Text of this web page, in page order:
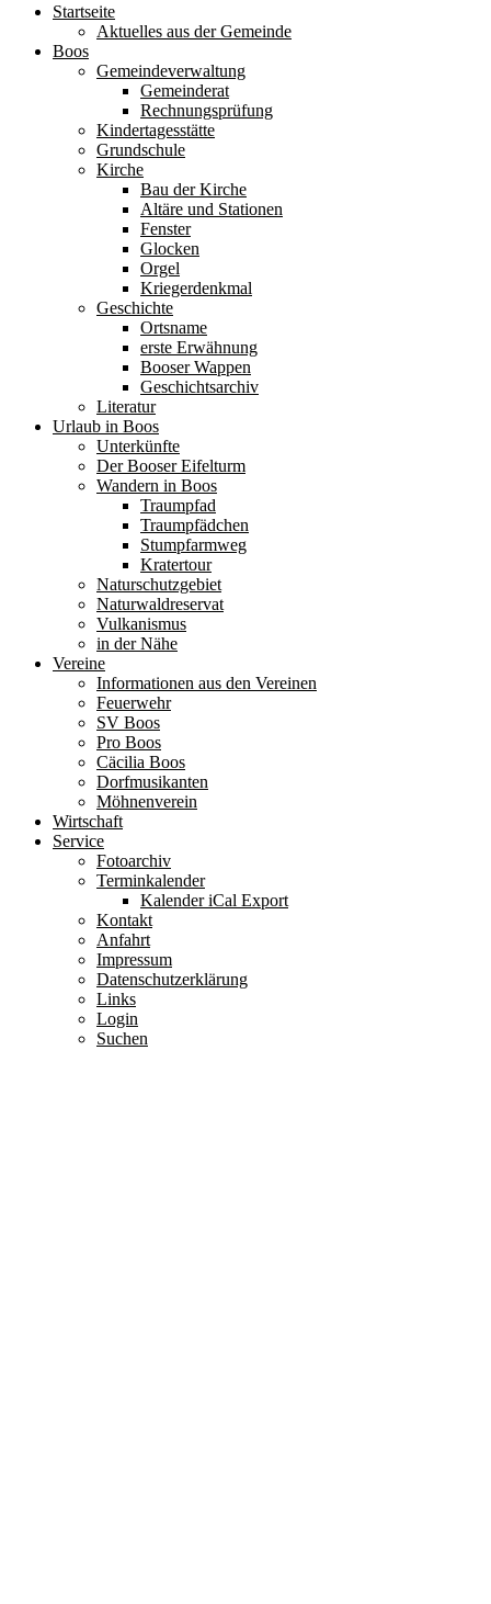
Startseite
Aktuelles aus der Gemeinde
Boos
Gemeindeverwaltung
Gemeinderat
Rechnungsprüfung
Kindertagesstätte
Grundschule
Kirche
Bau der Kirche
Altäre und Stationen
Fenster
Glocken
Orgel
Kriegerdenkmal
Geschichte
Ortsname
erste Erwähnung
Booser Wappen
Geschichtsarchiv
Literatur
Urlaub in Boos
Unterkünfte
Der Booser Eifelturm
Wandern in Boos
Traumpfad
Traumpfädchen
Stumpfarmweg
Kratertour
Naturschutzgebiet
Naturwaldreservat
Vulkanismus
in der Nähe
Vereine
Informationen aus den Vereinen
Feuerwehr
SV Boos
Pro Boos
Cäcilia Boos
Dorfmusikanten
Möhnenverein
Wirtschaft
Service
Fotoarchiv
Terminkalender
Kalender iCal Export
Kontakt
Anfahrt
Impressum
Datenschutzerklärung
Links
Login
Suchen